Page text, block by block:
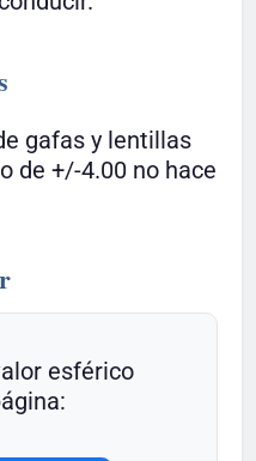
gafas y lentillas
de +/-4.00 no hace
esférico